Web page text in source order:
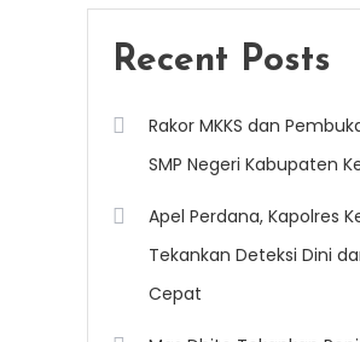
Recent Posts
Rakor MKKS dan
SMP Negeri Kabupaten
Apel Perdana, Kapolres
Tekankan Deteksi Dini
Cepat